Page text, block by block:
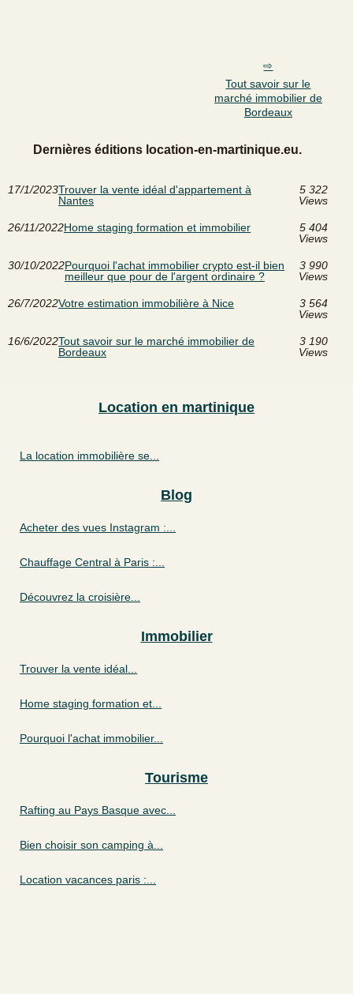
Tout savoir sur le
marché immobilier de
Bordeaux
Dernières éditions location-en-martinique.eu.
17/1/2023Trouver la vente idéal d'appartement à
Nantes
5 322
Views
26/11/2022Home staging formation et immobilier
5 404
Views
30/10/2022Pourquoi l'achat immobilier crypto est-il bien
meilleur que pour de l'argent ordinaire ?
3 990
Views
26/7/2022Votre estimation immobilière à Nice
3 564
Views
16/6/2022Tout savoir sur le marché immobilier de
Bordeaux
3 190
Views
Location en martinique
La location immobilière se...
Blog
Acheter des vues Instagram :...
Chauffage Central à Paris :...
Découvrez la croisière...
Immobilier
Trouver la vente idéal...
Home staging formation et...
Pourquoi l'achat immobilier...
Tourisme
Rafting au Pays Basque avec...
Bien choisir son camping à...
Location vacances paris :...